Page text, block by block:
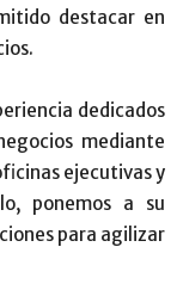
destacar en
dedicados
mediante
ejecutivas y
ponemos a su
para agilizar